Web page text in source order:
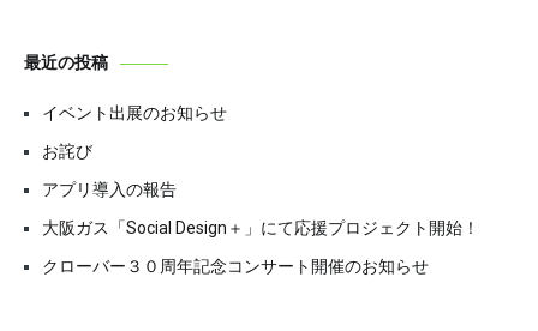
ー
シ
ョ
ン
最近の投稿
イベント出展のお知らせ
お詫び
アプリ導入の報告
大阪ガス「Social Design＋」にて応援プロジェクト開始！
クローバー３０周年記念コンサート開催のお知らせ